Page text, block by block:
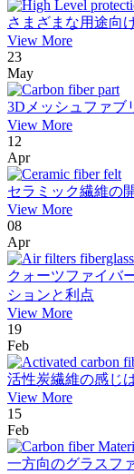
さまざまな用途向
View More
23
May
3Dメッシュファブ
View More
12
Apr
セラミック繊維の
View More
08
Apr
クォーツファイバ
ションと利点
View More
19
Feb
活性炭繊維の感じ
View More
15
Feb
一方向のグラスフ